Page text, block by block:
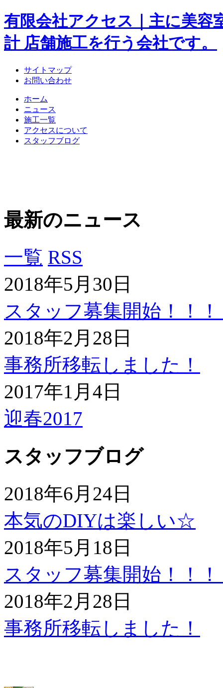
有限会社アクセス｜主に美容
計 店舗施工を行う会社です。
サイトマップ
お問い合わせ
ホーム
ニュース
施工一覧
アクセスについて
スタッフブログ
最新のニュース
一覧 RSS
2018年5月30日
スタッフ募集開始！！
2018年2月28日
事務所移転しました！
2017年1月4日
迎春2017
スタッフブログ
2018年6月24日
本気のDIYは楽しい☆
2018年5月18日
スタッフ募集開始！！
2018年2月28日
事務所移転しました！